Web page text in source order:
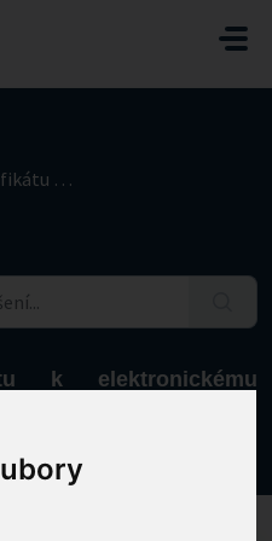
podepisování
k elektronickému
v 8:06 DOPOLEDNE